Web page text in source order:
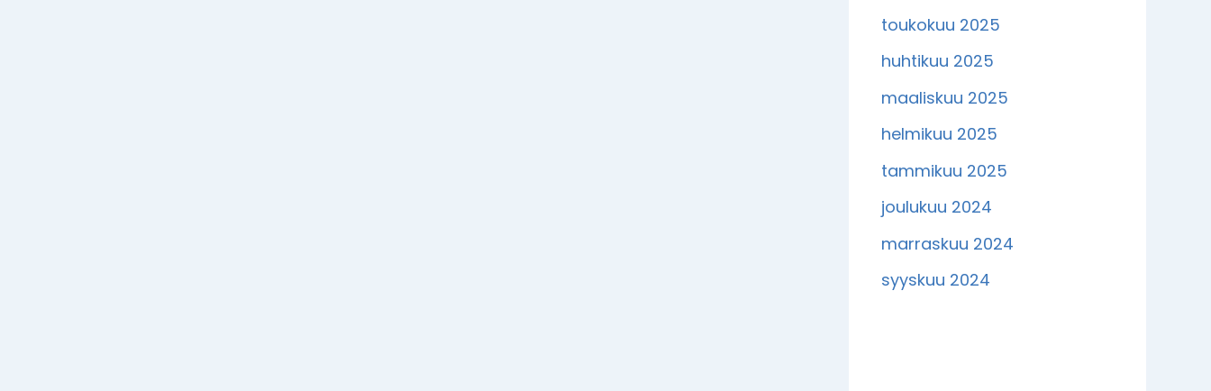
toukokuu 2025
huhtikuu 2025
maaliskuu 2025
helmikuu 2025
tammikuu 2025
joulukuu 2024
marraskuu 2024
syyskuu 2024